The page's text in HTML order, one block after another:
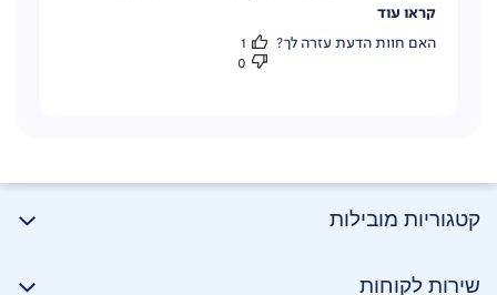
מתאים לשימוש בכל סוגי הכיריים
אינדוקציה, חשמליות, גז, זכוכית קרמית.
קראו עוד
האם חוות הדעת עזרה לך?
1
0
קטגוריות מובילות
שירות לקוחות